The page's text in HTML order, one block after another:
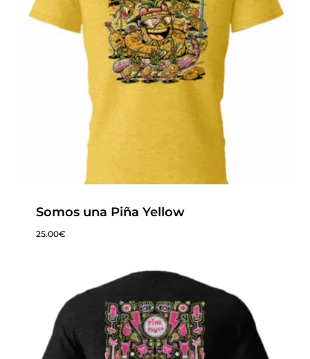
Somos una Piña Yellow
25.00€